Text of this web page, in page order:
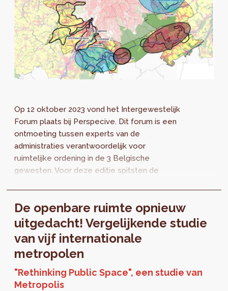
Op 12 oktober 2023 vond het Intergewestelijk
Forum plaats bij Perspecive. Dit forum is een
ontmoeting tussen experts van de
administraties verantwoordelijk voor
ruimtelijke ordening in de 3 Belgische
gewesten. Voor deze editie spitsten de
De openbare ruimte opnieuw
uitgedacht! Vergelijkende studie
van vijf internationale
metropolen
"Rethinking Public Space", een studie van
Metropolis